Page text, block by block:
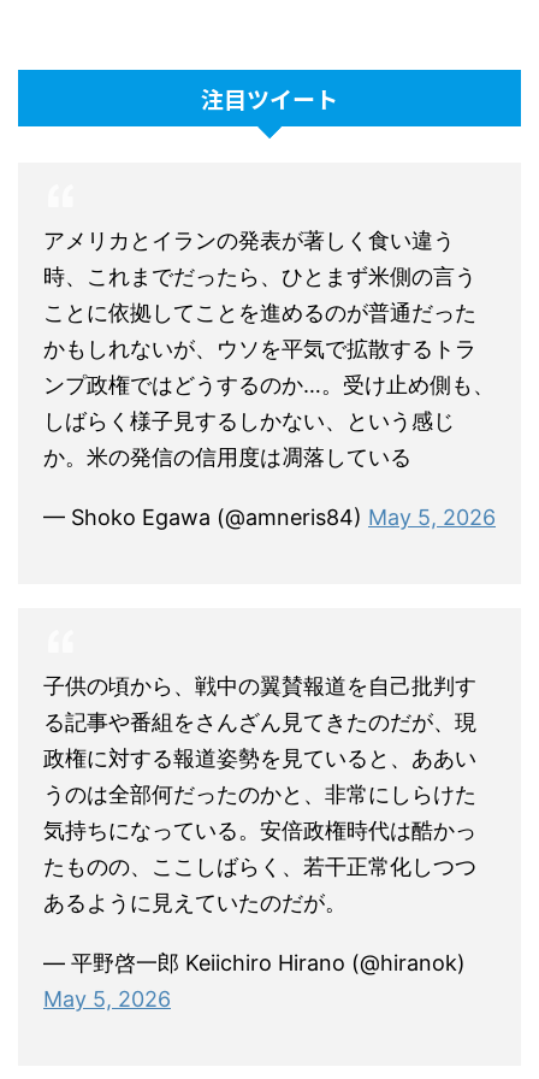
注目ツイート
アメリカとイランの発表が著しく食い違う
時、これまでだったら、ひとまず米側の言う
ことに依拠してことを進めるのが普通だった
かもしれないが、ウソを平気で拡散するトラ
ンプ政権ではどうするのか…。受け止め側も、
しばらく様子見するしかない、という感じ
か。米の発信の信用度は凋落している
— Shoko Egawa (@amneris84) May 5, 2026
子供の頃から、戦中の翼賛報道を自己批判す
る記事や番組をさんざん見てきたのだが、現
政権に対する報道姿勢を見ていると、ああい
うのは全部何だったのかと、非常にしらけた
気持ちになっている。安倍政権時代は酷かっ
たものの、ここしばらく、若干正常化しつつ
あるように見えていたのだが。
— 平野啓一郎 Keiichiro Hirano (@hiranok)
May 5, 2026